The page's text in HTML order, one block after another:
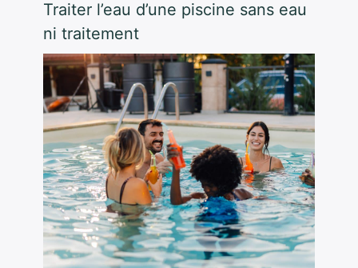
Traiter l’eau d’une piscine sans eau
ni traitement